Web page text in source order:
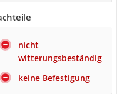
nicht
witterungsbeständig
keine Befestigung